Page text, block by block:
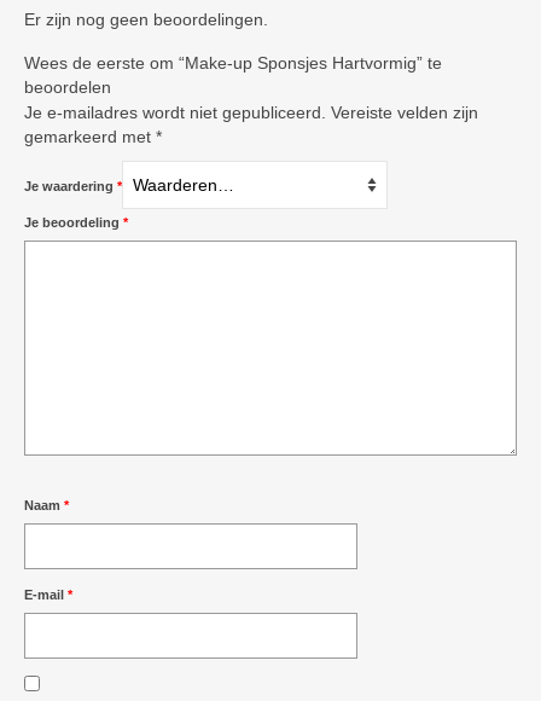
Er zijn nog geen beoordelingen.
Wees de eerste om “Make-up Sponsjes Hartvormig” te
beoordelen
Je e-mailadres wordt niet gepubliceerd. Vereiste velden zijn
gemarkeerd met *
Je waardering *
Je beoordeling *
Naam *
E-mail *